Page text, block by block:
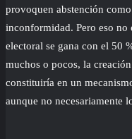
provoquen abstención
inconformidad. Pero eso no
electoral se gana con el 50
muchos o pocos, la
constituiría en un
aunque no necesariamente